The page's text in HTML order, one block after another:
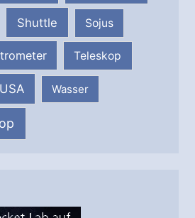
Shuttle Sojus
Teleskop
USA Wasser